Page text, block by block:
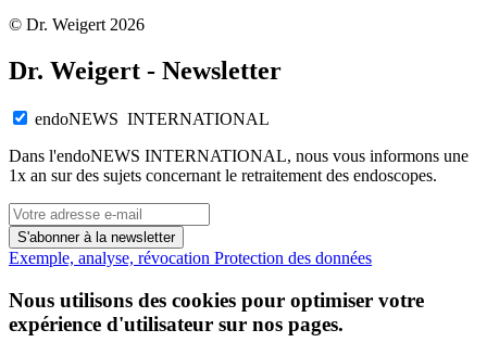
© Dr. Weigert 2026
Dr. Weigert - Newsletter
endoNEWS INTERNATIONAL
Dans l'endoNEWS INTERNATIONAL, nous vous informons une
1x an sur des sujets concernant le retraitement des endoscopes.
S'abonner à la newsletter
Exemple, analyse, révocation Protection des données
Nous utilisons des cookies pour optimiser votre
expérience d'utilisateur sur nos pages.